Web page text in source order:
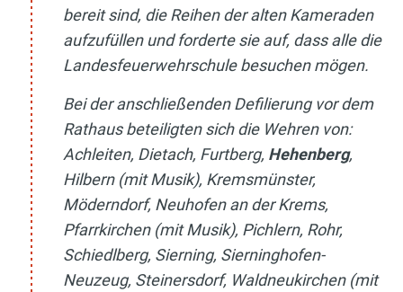
bereit sind, die Reihen der alten Kameraden
aufzufüllen und forderte sie auf, dass alle die
Landesfeuerwehrschule besuchen mögen.
Bei der anschließenden Defilierung vor dem
Rathaus beteiligten sich die Wehren von:
Achleiten, Dietach, Furtberg, Hehenberg,
Hilbern (mit Musik), Kremsmünster,
Möderndorf, Neuhofen an der Krems,
Pfarrkirchen (mit Musik), Pichlern, Rohr,
Schiedlberg, Sierning, Sierninghofen-
Neuzeug, Steinersdorf, Waldneukirchen (mit